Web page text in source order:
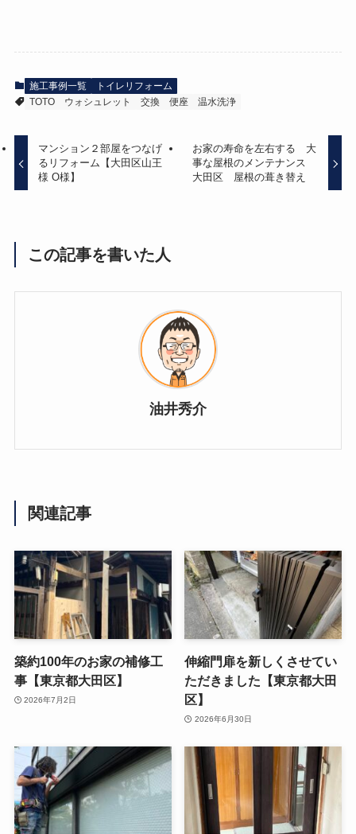
施工事例一覧
トイレリフォーム
TOTO
ウォシュレット 交換 便座 温水洗浄
マンション２部屋をつなげ
るリフォーム【大田区山王
様 O様】
お家の寿命を左右する 大
事な屋根のメンテナンス
大田区 屋根の葺き替え
この記事を書いた人
油井秀介
関連記事
築約100年のお家の補修工
事【東京都大田区】
2026年7月2日
伸縮門扉を新しくさせてい
ただきました【東京都大田
区】
2026年6月30日